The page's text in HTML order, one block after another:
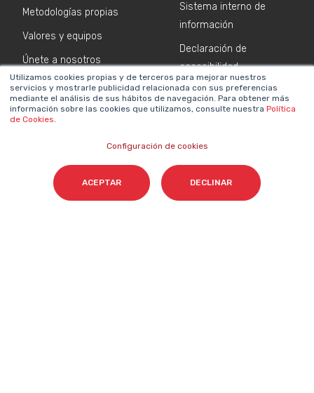
Utilizamos cookies propias y de terceros para mejorar nuestros
servicios y mostrarle publicidad relacionada con sus preferencias
mediante el análisis de sus hábitos de navegación. Para obtener más
información sobre las cookies que utilizamos, consulte nuestra Política
de Cookies.
Configuración de cookies
ACEPTAR DECLINAR
Metodologías propias
Valores y equipos
Únete a nosotros
Sala de prensa
Contacta
Sistema interno de
información
Declaración de
accesibilidad
Política de cookies
NEWSLETTER SOBRE IA
*